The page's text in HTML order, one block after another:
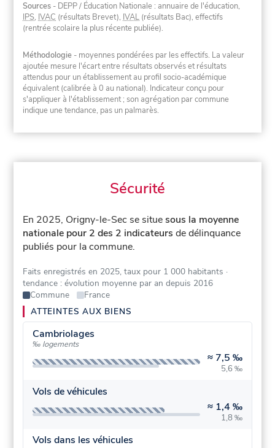
Sources - DEPP / Éducation Nationale : annuaire de l'éducation,
IPS, IVAC (résultats Brevet), IVAL (résultats Bac), effectifs
(rentrée scolaire la plus récente publiée).
Méthodologie - moyennes pondérées par les effectifs. La valeur
ajoutée mesure l'écart entre résultats observés et résultats
attendus pour un établissement au profil socio-académique
équivalent (calibrée à 0 au national). Indicateur conçu pour
s'appliquer à l'établissement ; son agrégation par commune
indique une tendance, pas un palmarès.
Sécurité
En 2025, Origny-le-Sec se situesous la moyenne
nationale pour 2 des 2 indicateurs de délinquance
publiés pour la commune.
Faits enregistrés en 2025, taux pour 1 000 habitants ·
tendance : évolution moyenne par an depuis 2016
Commune
France
ATTEINTES AUX BIENS
Cambriolages
‰ logements
≈ 7,5 ‰
5,6 ‰
Vols de véhicules
≈ 1,4 ‰
1,8 ‰
Vols dans les véhicules